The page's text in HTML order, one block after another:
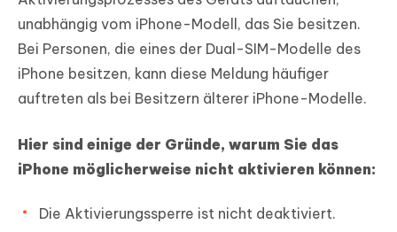
unabhängig vom iPhone-Modell, das Sie besitzen.
Bei Personen, die eines der Dual-SIM-Modelle des
iPhone besitzen, kann diese Meldung häufiger
auftreten als bei Besitzern älterer iPhone-Modelle.
Hier sind einige der Gründe, warum Sie das
iPhone möglicherweise nicht aktivieren können:
Die Aktivierungssperre ist nicht deaktiviert.